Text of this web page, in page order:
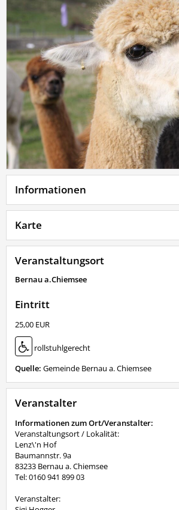
Informationen
Karte
Veranstaltungsort
Bernau a.Chiemsee
Eintritt
25,00 EUR
rollstuhlgerecht
Quelle: Gemeinde Bernau a. Chiemsee
Veranstalter
Informationen zum Ort/Veranstalter:
Veranstaltungsort / Lokalität:
Lenz\'n Hof
Baumannstr. 9a
83233 Bernau a. Chiemsee
Tel: 0160 941 899 03
Veranstalter: